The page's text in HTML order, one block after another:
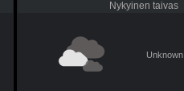
Nykyinen taivas
Unknown